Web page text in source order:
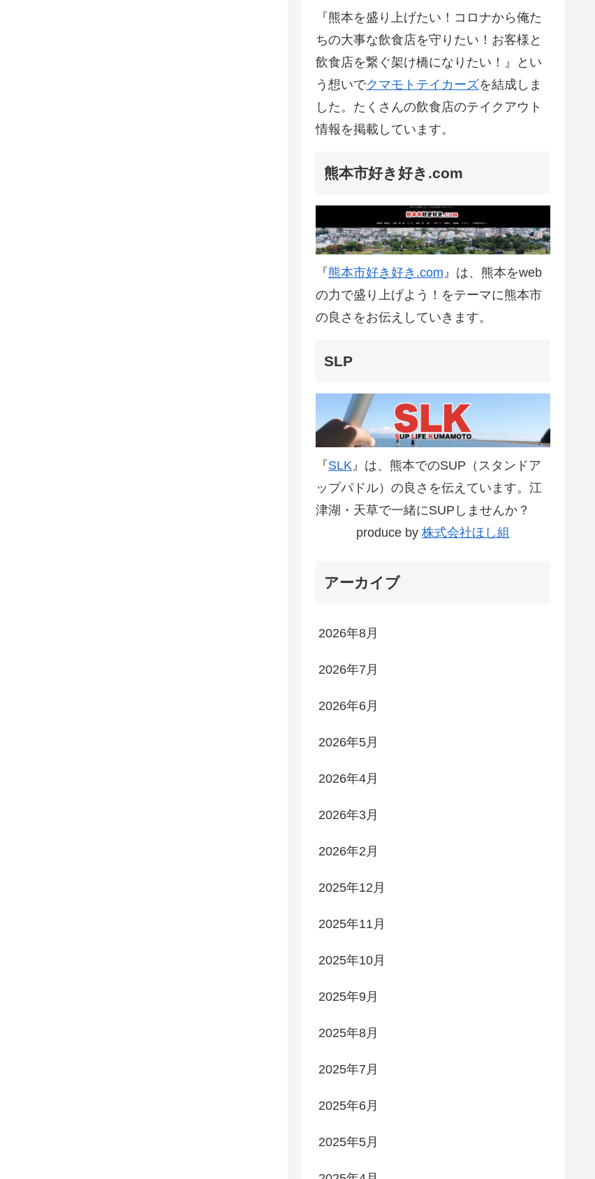
『熊本を盛り上げたい！コロナから俺た
ちの大事な飲食店を守りたい！お客様と
飲食店を繋ぐ架け橋になりたい！』とい
う想いでクマモトテイカーズを結成しま
した。たくさんの飲食店のテイクアウト
情報を掲載しています。
熊本市好き好き.com
『熊本市好き好き.com 』は、熊本をweb
の力で盛り上げよう！をテーマに熊本市
の良さをお伝えしていきます。
SLP
『SLK 』は、熊本でのSUP（スタンドア
ップパドル）の良さを伝えています。江
津湖・天草で一緒にSUPしませんか？
produce by 株式会社ほし組
アーカイブ
2026年8月
2026年7月
2026年6月
2026年5月
2026年4月
2026年3月
2026年2月
2025年12月
2025年11月
2025年10月
2025年9月
2025年8月
2025年7月
2025年6月
2025年5月